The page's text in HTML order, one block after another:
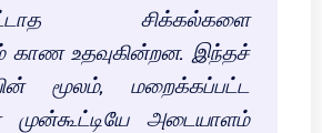
சிக்கல்களை
உதவுகின்றன. இந்தச்
மூலம், மறைக்கப்பட்ட
முன்கூட்டியே அடையாளம்